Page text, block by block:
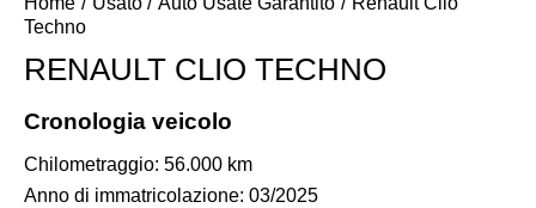
Techno
RENAULT CLIO TECHNO
Cronologia veicolo
Chilometraggio: 56.000 km
Anno di immatricolazione: 03/2025